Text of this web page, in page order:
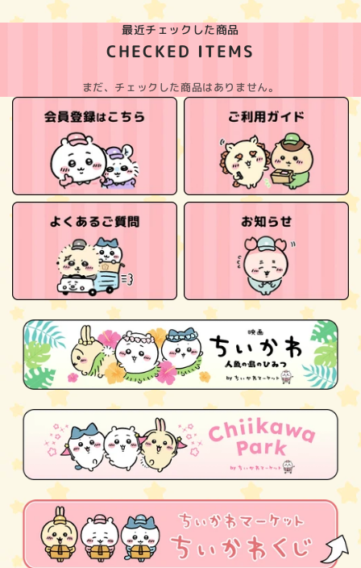
最近チェックした商品
CHECKED ITEMS
まだ、チェックした商品はありません。